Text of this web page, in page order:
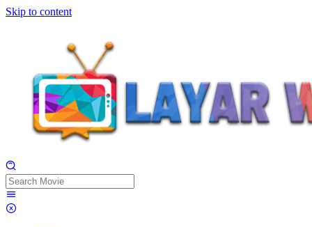
Skip to content